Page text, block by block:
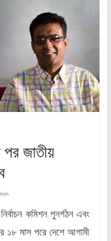
জাতীয়
কমিশন পুনর্গঠন এবং
১৮ মাস পরে দেশে আগামী